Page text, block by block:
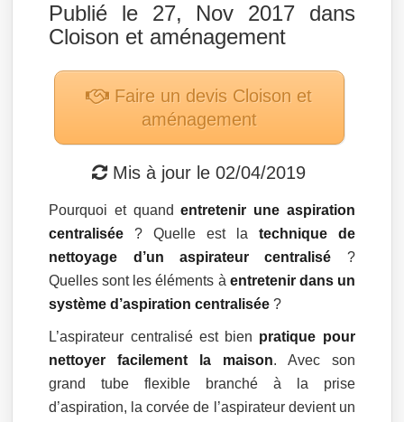
Publié le 27, Nov 2017 dans
Cloison et aménagement
Faire un devis Cloison et
aménagement
Mis à jour le02/04/2019
Pourquoi et quandentretenir une aspiration
centralisée ? Quelle est la technique de
nettoyage d’un aspirateur centralisé ?
Quelles sont les éléments à entretenir dans un
système d’aspiration centralisée ?
L’aspirateur centralisé est bien pratique pour
nettoyer facilement la maison. Avec son
grand tube flexible branché à la prise
d’aspiration, la corvée de l’aspirateur devient un